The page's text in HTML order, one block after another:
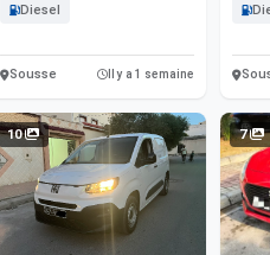
Diesel
Sousse Il y a 1 semaine
10 7